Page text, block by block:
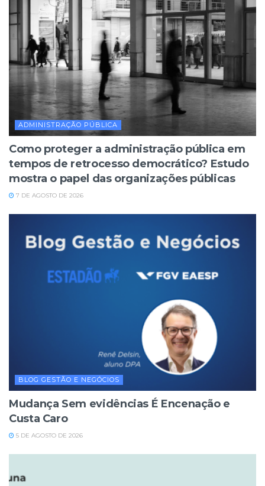
ADMINISTRAÇÃO PÚBLICA
Como proteger a administração pública em
tempos de retrocesso democrático? Estudo
mostra o papel das organizações públicas
7 DE AGOSTO DE 2026
BLOG GESTÃO E NEGÓCIOS
Mudança Sem evidências É Encenação e
Custa Caro
5 DE AGOSTO DE 2026